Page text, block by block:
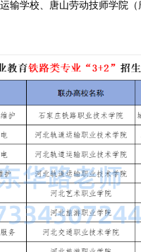
输学校、唐山劳动技师学院